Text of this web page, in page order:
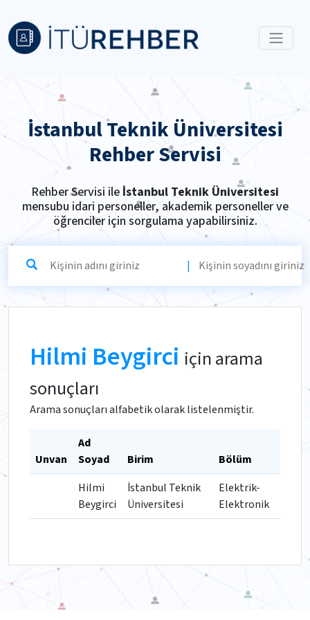
İstanbul Teknik Üniversitesi
Rehber Servisi
Rehber Servisi ile İstanbul Teknik Üniversitesi
mensubu idari personeller, akademik personeller ve
öğrenciler için sorgulama yapabilirsiniz.
|
Hilmi Beygirci için arama
sonuçları
Arama sonuçları alfabetik olarak listelenmiştir.
Unvan
Ad
Soyad
Birim
Bölüm
Hilmi
Beygirci
İstanbul Teknik
Üniversitesi
Elektrik-
Elektronik